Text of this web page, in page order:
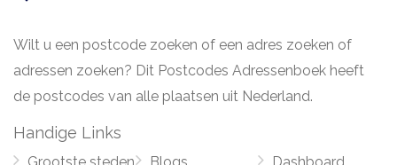
Wilt u een postcode zoeken of een adres zoeken of
adressen zoeken? Dit Postcodes Adressenboek heeft
de postcodes van alle plaatsen uit Nederland.
Handige Links